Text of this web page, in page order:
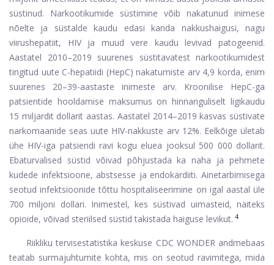
süstinud. Narkootikumide süstimine võib nakatunud inimese
nõelte ja süstalde kaudu edasi kanda nakkushaigusi, nagu
viirushepatiit, HIV ja muud vere kaudu levivad patogeenid.
Aastatel 2010–2019 suurenes süstitavatest narkootikumidest
tingitud uute C-hepatiidi (HepC) nakatumiste arv 4,9 korda, enim
suurenes 20–39-aastaste inimeste arv. Kroonilise HepC-ga
patsientide hooldamise maksumus on hinnanguliselt ligikaudu
15 miljardit dollarit aastas. Aastatel 2014–2019 kasvas süstivate
narkomaanide seas uute HIV-nakkuste arv 12%. Eelkõige ületab
ühe HIV-iga patsiendi ravi kogu eluea jooksul 500 000 dollarit.
Ebaturvalised süstid võivad põhjustada ka naha ja pehmete
kudede infektsioone, abstsesse ja endokardiiti. Ainetarbimisega
seotud infektsioonide tõttu hospitaliseerimine on igal aastal üle
700 miljoni dollari. Inimestel, kes süstivad uimasteid, näiteks
opioide, võivad steriilsed süstid takistada haiguse levikut. 4
Riikliku tervisestatistika keskuse CDC WONDER andmebaas
teatab surmajuhtumite kohta, mis on seotud ravimitega, mida